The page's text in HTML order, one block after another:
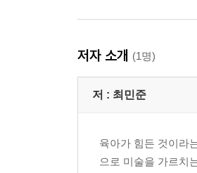
제3장 어떻게 해야 아들
어떻게 해야 아들을 이해
표현하는 방법을 가르치
저자 소개 (1명)
저 : 최민준
육아가 힘든 것이라
으로 미술을 가르치